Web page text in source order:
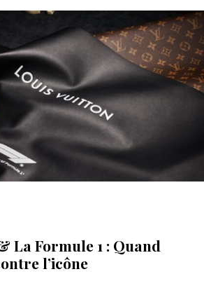
La Formule 1 : Quand
l’icône